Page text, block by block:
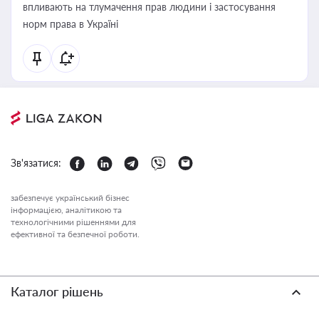
впливають на тлумачення прав людини і застосування
норм права в Україні
Зв'язатися:
забезпечує український бізнес
інформацією, аналітикою та
технологічними рішеннями для
ефективної та безпечної роботи.
Каталог рішень